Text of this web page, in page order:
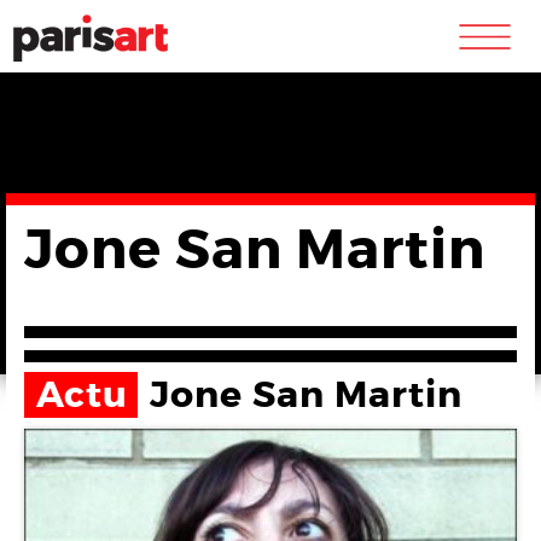
m
Jone San Martin
Actu Jone San Martin